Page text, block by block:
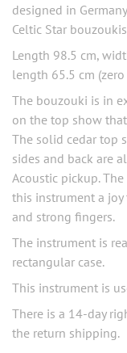
designed in
Celtic Star
Length 98.5 cm,
length 65.5 cm
The bouzouki is in
on the top show
The solid cedar top
sides and back are
Acoustic pickup.
this instrument a
and strong fingers.
The instrument is
rectangular case.
This instrument is
There is a 14-day
the return shipping.